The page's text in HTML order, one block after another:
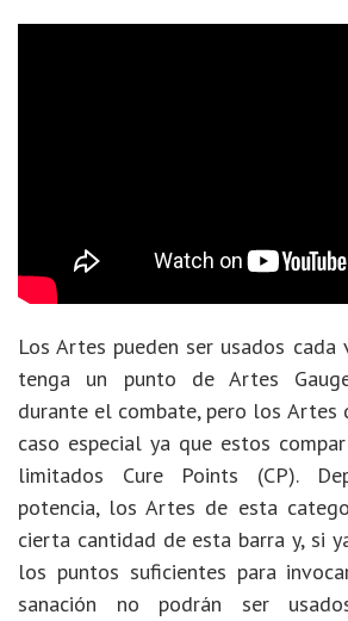
Los Artes pueden ser usados
tenga un punto de Artes
durante el combate, pero los Artes
caso especial ya que estos
limitados Cure Points (CP).
potencia, los Artes de esta
cierta cantidad de esta barra y, si
los puntos suficientes para
sanación no podrán ser